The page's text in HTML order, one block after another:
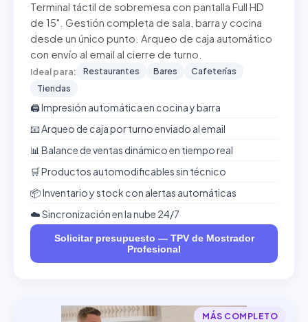
Terminal táctil de sobremesa con pantalla Full HD
de 15". Gestión completa de sala, barra y cocina
desde un único punto. Arqueo de caja automático
con envío al email al cierre de turno.
Ideal para: Restaurantes Bares
Cafeterías
Tiendas
🖨️ Impresión automática en cocina y barra
📧 Arqueo de caja por turno enviado al email
📊 Balance de ventas dinámico en tiempo real
🛒 Productos automodificables sin técnico
📦 Inventario y stock con alertas automáticas
☁️ Sincronización en la nube 24/7
Solicitar presupuesto — TPV de Mostrador
Profesional
MÁS COMPLETO